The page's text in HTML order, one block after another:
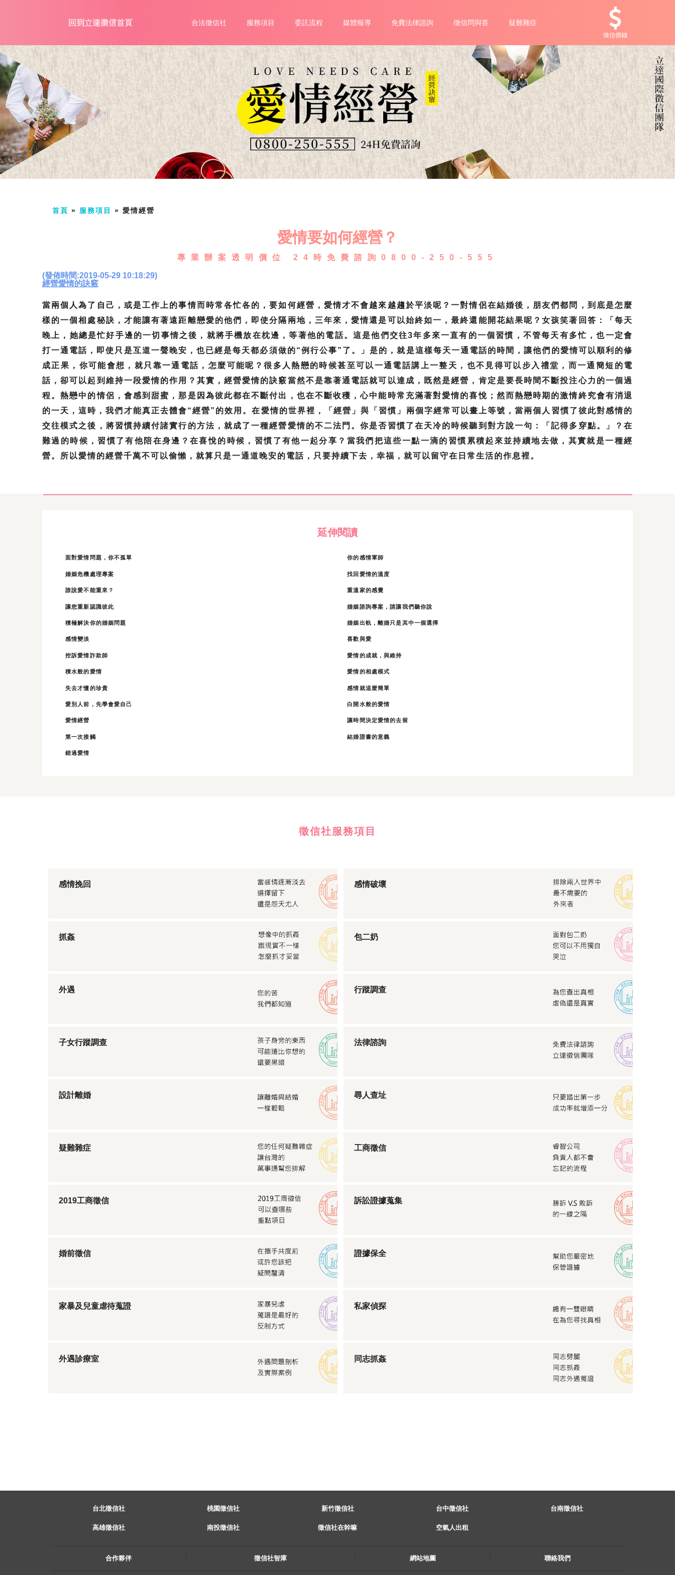
合法徵信社 服務項目 委託流程 媒體報導 免費法律諮詢 徵信問與答 疑難雜症
徵信價錢
首頁 » 服務項目 » 愛情經營
愛情要如何經營？
專業辦案透明價位 24時免費諮詢0800-250-555
(發佈時間:2019-05-29 10:18:29)
經營愛情的訣竅
當兩個人為了自己，或是工作上的事情而時常各忙各的，要如何經營，愛情才不會越來越趨於平淡呢？一對情侶在結婚後，朋友們都問，到底是怎麼
樣的一個相處秘訣，才能讓有著遠距離戀愛的他們，即使分隔兩地，三年來，愛情還是可以始終如一，最終還能開花結果呢？女孩笑著回答：「每天
晚上，她總是忙好手邊的一切事情之後，就將手機放在枕邊，等著他的電話。這是他們交往3年多來一直有的一個習慣，不管每天有多忙，也一定會
打一通電話，即使只是互道一聲晚安，也已經是每天都必須做的“例行公事”了。」是的，就是這樣每天一通電話的時間，讓他們的愛情可以順利的修
成正果，你可能會想，就只靠一通電話，怎麼可能呢？很多人熱戀的時候甚至可以一通電話講上一整天，也不見得可以步入禮堂，而一通簡短的電
話，卻可以起到維持一段愛情的作用？其實，經營愛情的訣竅當然不是靠著通電話就可以達成，既然是經營，肯定是要長時間不斷投注心力的一個過
程。熱戀中的情侶，會感到甜蜜，那是因為彼此都在不斷付出，也在不斷收穫，心中能時常充滿著對愛情的喜悅；然而熱戀時期的激情終究會有消退
的一天，這時，我們才能真正去體會“經營”的效用。在愛情的世界裡，「經營」與「習慣」兩個字經常可以畫上等號，當兩個人習慣了彼此對感情的
交往模式之後，將習慣持續付諸實行的方法，就成了一種經營愛情的不二法門。你是否習慣了在天冷的時候聽到對方說一句：「記得多穿點。」？在
難過的時候，習慣了有他陪在身邊？在喜悅的時候，習慣了有他一起分享？當我們把這些一點一滴的習慣累積起來並持續地去做，其實就是一種經
營。所以愛情的經營千萬不可以偷懶，就算只是一通道晚安的電話，只要持續下去，幸福，就可以留守在日常生活的作息裡。
延伸閱讀
面對愛情問題，你不孤單 你的感情軍師
婚姻危機處理專案 找回愛情的溫度
誰說愛不能重來？ 重溫家的感覺
讓您重新認識彼此 婚姻諮詢專案，請讓我們聽你說
積極解決你的婚姻問題 婚姻出軌，離婚只是其中一個選擇
感情變淡 喜歡與愛
控訴愛情詐欺師 愛情的成就，與維持
積水般的愛情 愛情的相處模式
失去才懂的珍貴 感情就這麼簡單
愛別人前，先學會愛自己 白開水般的愛情
愛情經營 讓時間決定愛情的去留
第一次接觸 結婚證書的意義
錯過愛情
徵信社服務項目
感情挽回 感情破壞
抓姦 包二奶
外遇 行蹤調查
子女行蹤調查 法律諮詢
設計離婚 尋人查址
疑難雜症 工商徵信
2019工商徵信 訴訟證據蒐集
婚前徵信 證據保全
家暴及兒童虐待蒐證 私家偵探
外遇診療室 同志抓姦
台北徵信社 桃園徵信社 新竹徵信社 台中徵信社 台南徵信社
高雄徵信社 南投徵信社 徵信社在幹嘛 空氣人出租
合作夥伴 徵信社智庫 網站地圖 聯絡我們